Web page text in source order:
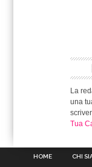
La
una
Tua
HOME CHI